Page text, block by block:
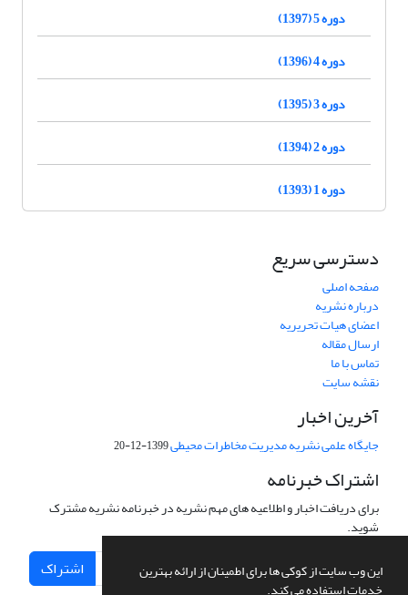
این وب سایت از کوکی ها برای اطمینان از ارائه بهترین
خدمات استفاده می کند.
دوره 5 (1397)
دوره 4 (1396)
دوره 3 (1395)
دوره 2 (1394)
دوره 1 (1393)
دسترسی سریع
صفحه اصلی
درباره نشریه
اعضای هیات تحریریه
ارسال مقاله
تماس با ما
نقشه سایت
آخرین اخبار
جایگاه علمی نشریه مدیریت مخاطرات محیطی1399-12-20
اشتراک خبرنامه
برای دریافت اخبار و اطلاعیه های مهم نشریه در خبرنامه نشریه مشترک
شوید.
اشتراک